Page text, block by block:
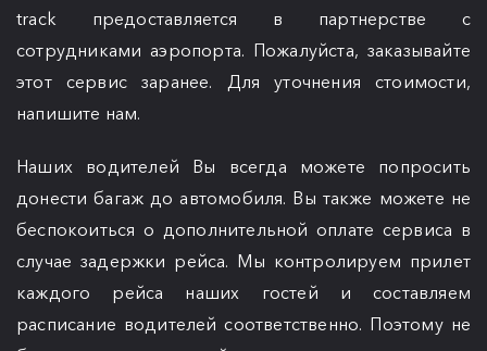
track предоставляется в партнерстве с
сотрудниками аэропорта. Пожалуйста, заказывайте
этот сервис заранее. Для уточнения стоимости,
напишите нам.
Наших водителей Вы всегда можете попросить
донести багаж до автомобиля. Вы также можете не
беспокоиться о дополнительной оплате сервиса в
случае задержки рейса. Мы контролируем прилет
каждого рейса наших гостей и составляем
расписание водителей соответственно. Поэтому не